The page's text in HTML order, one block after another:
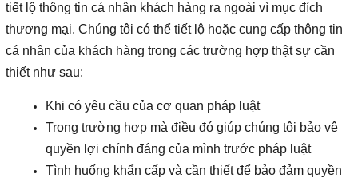
tiết lộ thông tin cá nhân khách hàng ra ngoài vì mục đích
thương mại. Chúng tôi có thể tiết lộ hoặc cung cấp thông tin
cá nhân của khách hàng trong các trường hợp thật sự cần
thiết như sau:
Khi có yêu cầu của cơ quan pháp luật
Trong trường hợp mà điều đó giúp chúng tôi bảo vệ
quyền lợi chính đáng của mình trước pháp luật
Tình huống khẩn cấp và cần thiết để bảo đảm quyền